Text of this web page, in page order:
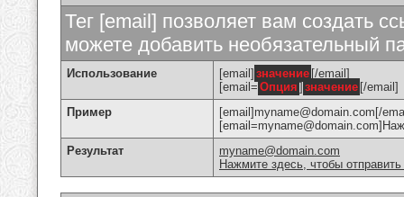
Тег [email] позволяет вам создать
можете добавить необязательный
Использование [email] значение [/email]
[email= Опция ] значение [/email]
Пример
[email]myname@domain.com[/
Результат
myname@domain.com
Нажмите здесь, чтобы